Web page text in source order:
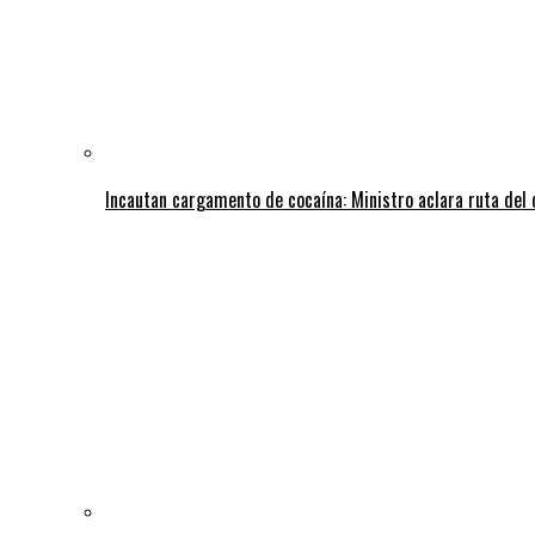
Incautan cargamento de cocaína: Ministro aclara ruta del